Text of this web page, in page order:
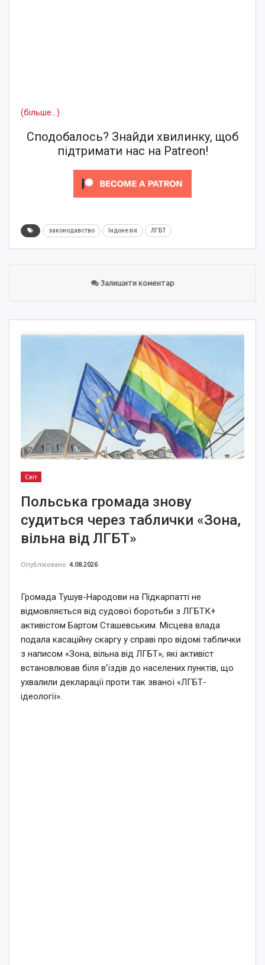
(більше…)
Сподобалось? Знайди хвилинку, щоб
підтримати нас на Patreon!
законодавство Індонезія ЛГБТ
Залишити коментар
Світ
Польська громада знову
судиться через таблички «Зона,
вільна від ЛГБТ»
Опубліковано 4.08.2026
Громада Тушув-Народови на Підкарпатті не
відмовляється від судової боротьби з ЛГБТК+
активістом Бартом Сташевським. Місцева влада
подала касаційну скаргу у справі про відомі таблички
з написом «Зона, вільна від ЛГБТ», які активіст
встановлював біля в’їздів до населених пунктів, що
ухвалили декларації проти так званої «ЛГБТ-
ідеології».